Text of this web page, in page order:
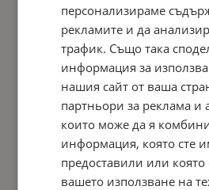
персонализираме
рекламите и да
трафик. Също така
информация за
нашия сайт от ваша
партньори за реклама и
които може да я
информация, която сте
предоставили или която
вашето използване на